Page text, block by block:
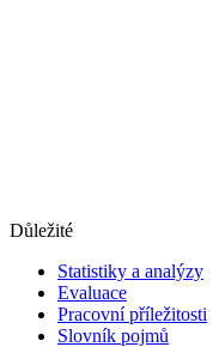
Důležité
Statistiky a analýzy
Evaluace
Pracovní příležitosti
Slovník pojmů